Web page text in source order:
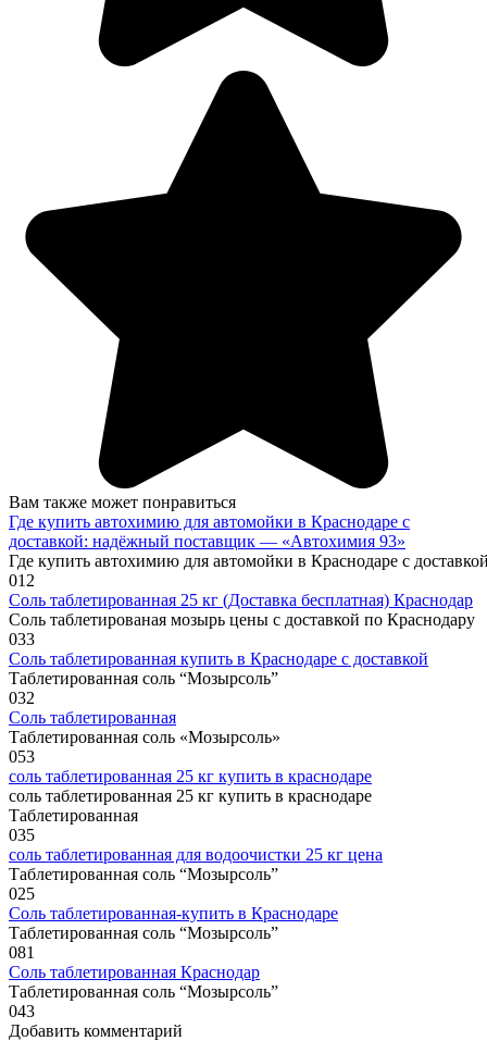
Вам также может понравиться
Где купить автохимию для автомойки в Краснодаре с
доставкой: надёжный поставщик — «Автохимия 93»
Где купить автохимию для автомойки в Краснодаре с
012
Соль таблетированная 25 кг (Доставка бесплатная) Краснодар
Соль таблетированая мозырь цены с доставкой по Краснодару
033
Соль таблетированная купить в Краснодаре с доставкой
Таблетированная соль “Мозырсоль”
032
Соль таблетированная
Таблетированная соль «Мозырсоль»
053
соль таблетированная 25 кг купить в краснодаре
соль таблетированная 25 кг купить в краснодаре
Таблетированная
035
соль таблетированная для водоочистки 25 кг цена
Таблетированная соль “Мозырсоль”
025
Соль таблетированная-купить в Краснодаре
Таблетированная соль “Мозырсоль”
081
Соль таблетированная Краснодар
Таблетированная соль “Мозырсоль”
043
Добавить комментарий